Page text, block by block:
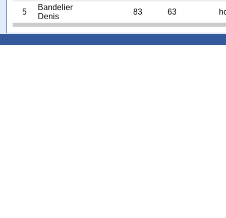
5
Bandelier
Denis
83 63